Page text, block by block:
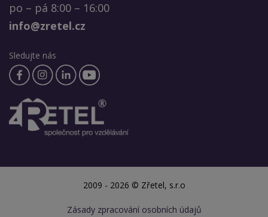
po – pá 8:00 – 16:00
info@zretel.cz
Sledujte nás
2009 - 2026 © Zřetel, s.r.o
Zásady zpracování osobních údajů